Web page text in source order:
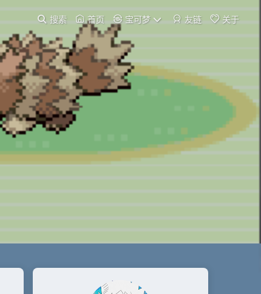
搜索 首页 宝可梦 友链 关于